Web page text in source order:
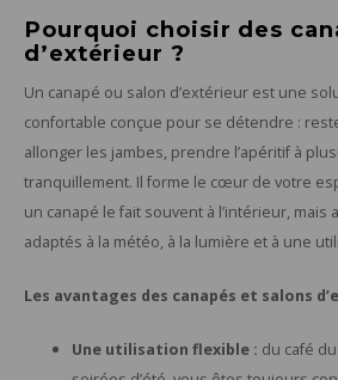
Pourquoi choisir des
d’extérieur ?
Un canapé ou salon d’extérieur est une
confortable conçue pour se détendre :
allonger les jambes, prendre l’apéritif à
tranquillement. Il forme le cœur de votre
un canapé le fait souvent à l’intérieur, mais
adaptés à la météo, à la lumière et à une
Les avantages des canapés et salons
Une utilisation flexible : du café